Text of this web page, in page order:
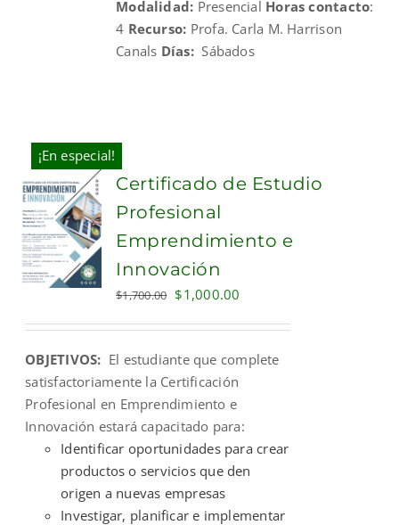
Modalidad: Presencial Horas contacto:
4 Recurso: Profa. Carla M. Harrison
Canals Días:Sábados
¡En especial!
ADD TO
CART
Certificado de Estudio
Profesional
Emprendimiento e
Innovación
$1,700.00 Original
$1,700.00.
$1,000.00
$1,000.00.
OBJETIVOS: El estudiante que complete
satisfactoriamente la Certificación
Profesional en Emprendimiento e
Innovación estará capacitado para:
Identificar oportunidades para crear
productos o servicios que den
origen a nuevas empresas
Investigar, planificar e implementar